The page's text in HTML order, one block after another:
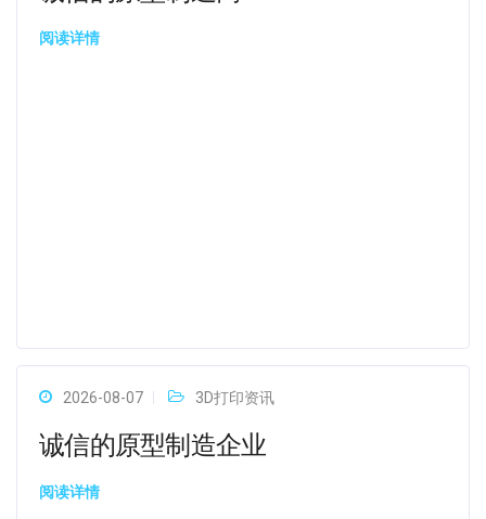
阅读详情
2026-08-07 3D打印资讯
诚信的原型制造企业
阅读详情